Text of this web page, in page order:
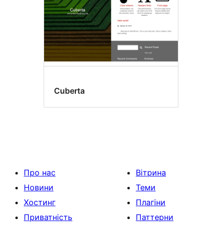
Cuberta
Про нас
Новини
Хостинг
Приватність
Вітрина
Теми
Плагіни
Паттерни